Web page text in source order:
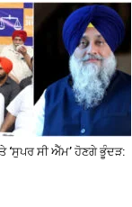
‘ਸੁਪਰ ਸੀ ਐੱਮ’ ਹੋਣਗੇ ਭੂੰਦੜ: